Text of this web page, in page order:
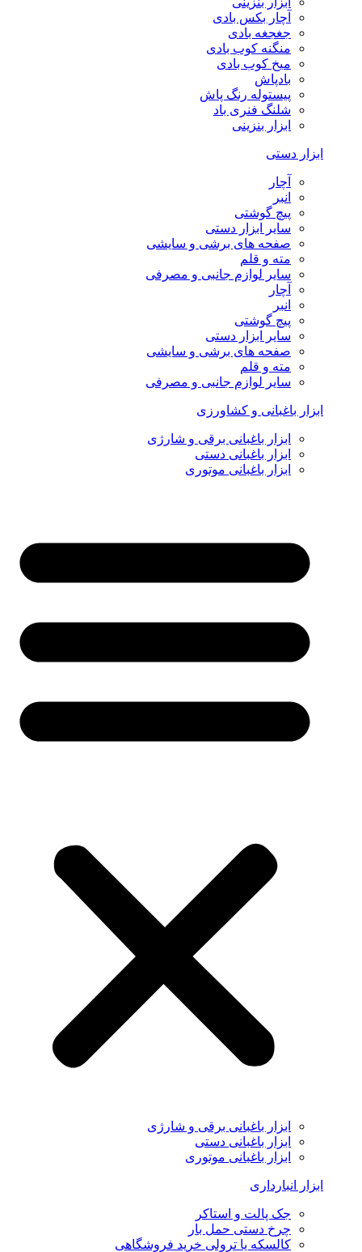
آچار بکس بادی
جغجغه بادی
منگنه کوب بادی
میخ کوب بادی
بادپاش
پیستوله رنگ پاش
شلنگ فنری باد
ابزار بنزینی
ابزار دستی
آچار
انبر
پیچ گوشتی
سایر ابزار دستی
صفحه های برشی و سایشی
مته و قلم
سایر لوازم جانبی و مصرفی
آچار
انبر
پیچ گوشتی
سایر ابزار دستی
صفحه های برشی و سایشی
مته و قلم
سایر لوازم جانبی و مصرفی
ابزار باغبانی و کشاورزی
ابزار باغبانی برقی و شارژی
ابزار باغبانی دستی
ابزار باغبانی موتوری
ابزار باغبانی برقی و شارژی
ابزار باغبانی دستی
ابزار باغبانی موتوری
ابزار انبارداری
جک پالت و استاکر
چرخ دستی حمل بار
کالسکه یا ترولی خرید فروشگاهی